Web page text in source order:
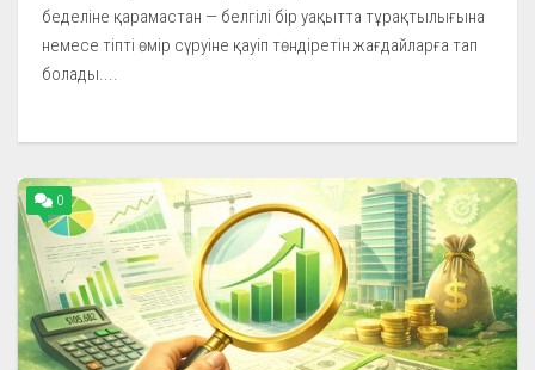
беделіне қарамастан — белгілі бір уақытта тұрақтылығына
немесе тіпті өмір сүруіне қауіп төндіретін жағдайларға тап
болады....
0